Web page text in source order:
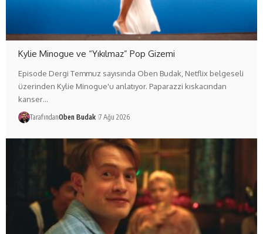
Kylie Minogue ve “Yıkılmaz” Pop Gizemi
Episode Dergi Temmuz sayısında Oben Budak, Netflix belgeseli
üzerinden Kylie Minogue'u anlatıyor. Paparazzi kıskacından
kanser…
TarafındanOben Budak 7 Ağu 2026